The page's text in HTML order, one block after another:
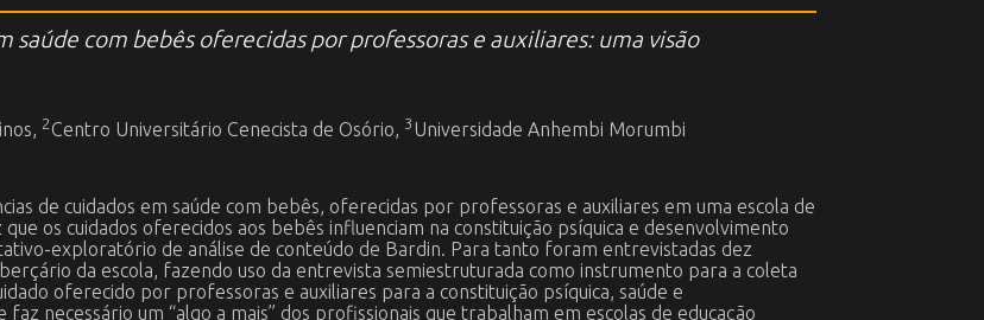
saúde com bebês oferecidas por professoras e auxiliares: uma visão
2Centro Universitário Cenecista de Osório, 3 Universidade Anhembi Morumbi
de cuidados em saúde com bebês, oferecidas por professoras e auxiliares em uma escola de
os cuidados oferecidos aos bebês influenciam na constituição psíquica e desenvolvimento
exploratório de análise de conteúdo de Bardin. Para tanto foram entrevistadas dez
da escola, fazendo uso da entrevista semiestruturada como instrumento para a coleta
oferecido por professoras e auxiliares para a constituição psíquica, saúde e
necessário um “algo a mais” dos profissionais que trabalham em escolas de educação